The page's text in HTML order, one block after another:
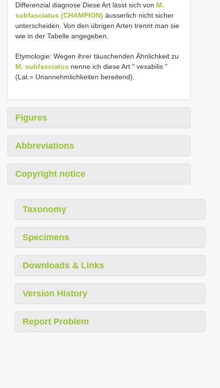
Differenzial diagnose Diese Art lässt sich von M.
subfasciatus (CHAMPION) äusserlich nicht sicher
unterscheiden. Von den übrigen Arten trennt man sie
wie in der Tabelle angegeben.
Etymologie: Wegen ihrer täuschenden Ähnlichkeit zu
M. subfasciatus nenne ich diese Art " vexabilis "
(Lat.= Unannehmlichkeiten bereitend).
Figures
Abbreviations
Copyright notice
Taxonomy
Specimens
Downloads & Links
Version History
Report Problem